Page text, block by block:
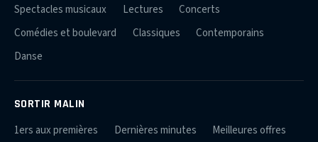
Spectacles musicaux
Lectures
Concerts
Comédies et boulevard
Classiques
Contemporains
Danse
SORTIR MALIN
1ers aux premières Dernières minutes
Meilleures offres